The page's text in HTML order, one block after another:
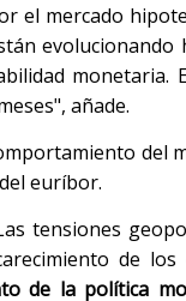
el mercado
monetaria.
añade.
del
euríbor.
tensiones
de
de la política